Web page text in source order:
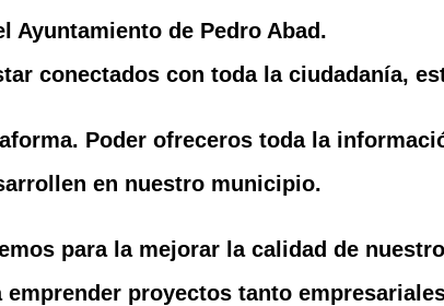
Ayuntamiento de Pedro Abad.
conectados con toda la ciudadanía,
Poder ofreceros toda la
en nuestro municipio.
para la mejorar la calidad de
proyectos tanto